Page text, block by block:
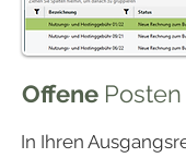
Offene Posten
In Ihren